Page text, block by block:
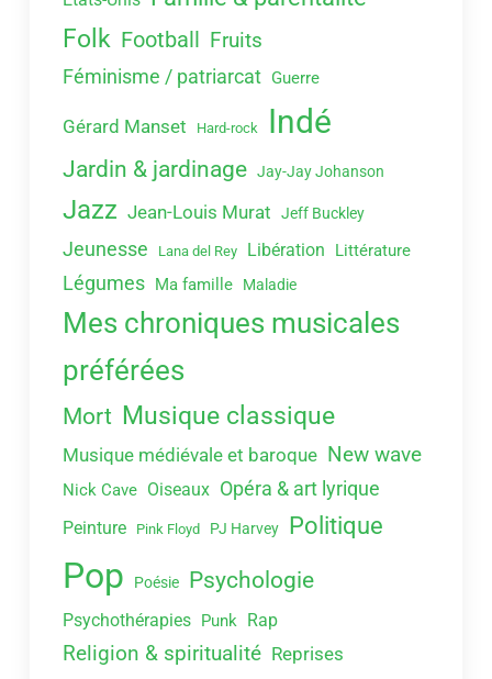
Folk Football Fruits
Féminisme / patriarcat Guerre
Gérard Manset Hard-rock Indé
Jardin & jardinage Jay-Jay Johanson
Jazz Jean-Louis Murat Jeff Buckley
Jeunesse Lana del Rey Libération Littérature
Légumes Ma famille Maladie
Mes chroniques musicales
préférées
Mort Musique classique
Musique médiévale et baroque New wave
Nick Cave Oiseaux Opéra & art lyrique
Peinture Pink Floyd PJ Harvey Politique
Pop Poésie Psychologie
Psychothérapies Punk Rap
Religion & spiritualité Reprises